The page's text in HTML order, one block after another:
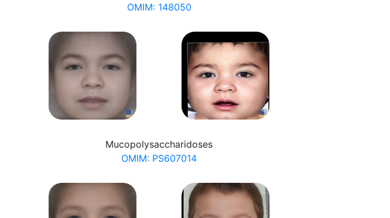
OMIM: 148050
Mucopolysaccharidoses
OMIM: PS607014